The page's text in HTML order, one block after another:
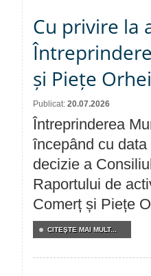
Cu privire la
și Piețe
Publicat: 20.07.2026
Întreprinderea
începând cu
decizie a
Raportului de
Comerț și Piețe
CITEŞTE MAI MULT...